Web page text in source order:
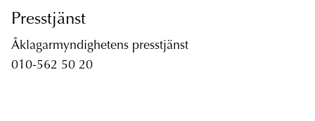
Presstjänst
Åklagarmyndighetens presstjänst
010-562 50 20